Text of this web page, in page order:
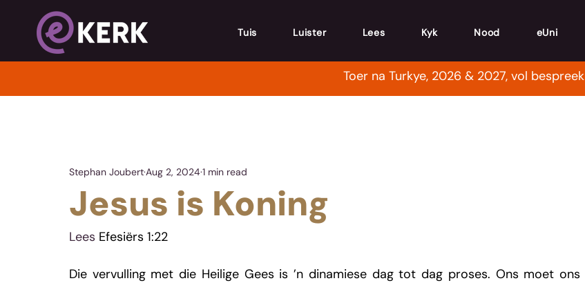
Tuis Luister Lees Kyk Nood eUni
Toer na Turkye, 2026 & 2027, vol bespreek
Jesus is Koning
Stephan JoubertAug 2, 2024 1 min read
Lees Efesiërs 1:22
Die vervulling met die Heilige Gees is ’n dinamiese dag tot dag proses. Ons moet ons